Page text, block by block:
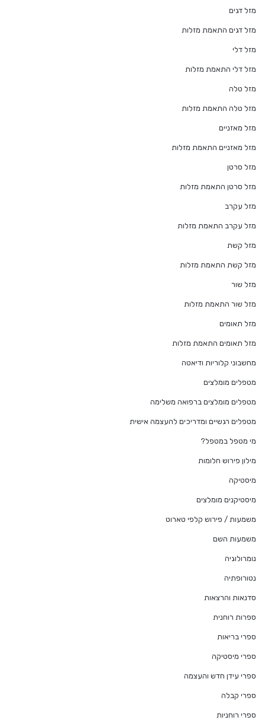
מזל דגים
מזל דגים התאמת מזלות
מזל דלי
מזל דלי התאמת מזלות
מזל טלה
מזל טלה התאמת מזלות
מזל מאזניים
מזל מאזניים התאמת מזלות
מזל סרטן
מזל סרטן התאמת מזלות
מזל עקרב
מזל עקרב התאמת מזלות
מזל קשת
מזל קשת התאמת מזלות
מזל שור
מזל שור התאמת מזלות
מזל תאומים
מזל תאומים התאמת מזלות
מחשבוני קלוריות ודיאטה
מטפלים מומלצים
מטפלים מומלצים ברפואה משלימה
מטפלים רגשיים ומדריכים להעצמה אישית
מי מטפל במטפל?
מילון פירוש חלומות
מיסטיקה
מיסטיקנים מומלצים
משמעות / פירוש קלפי טארוט
משמעות השם
נומרולוגיה
נטורופתיה
סדנאות והרצאות
ספרות רוחנית
ספרי בריאות
ספרי מיסטיקה
ספרי עידן חדש והעצמה
ספרי קבלה
ספרי רוחניות